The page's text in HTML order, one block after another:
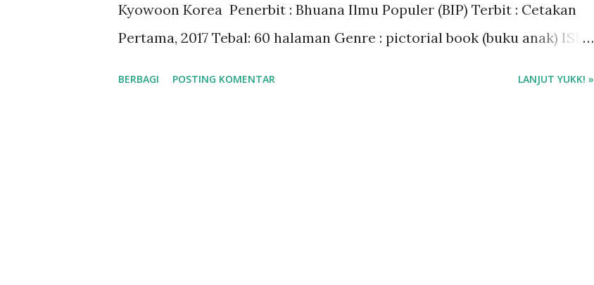
Kyowoon Korea Penerbit : Bhuana Ilmu Populer (BIP) Terbit : Cetakan
Pertama, 2017 Tebal: 60 halaman Genre : pictorial book (buku anak) ISBN
BERBAGI POSTING KOMENTAR LANJUT YUKK! »